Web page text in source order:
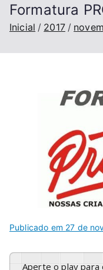
Formatura
Inicial 2017
Publicado em 27 de
Aperte o play